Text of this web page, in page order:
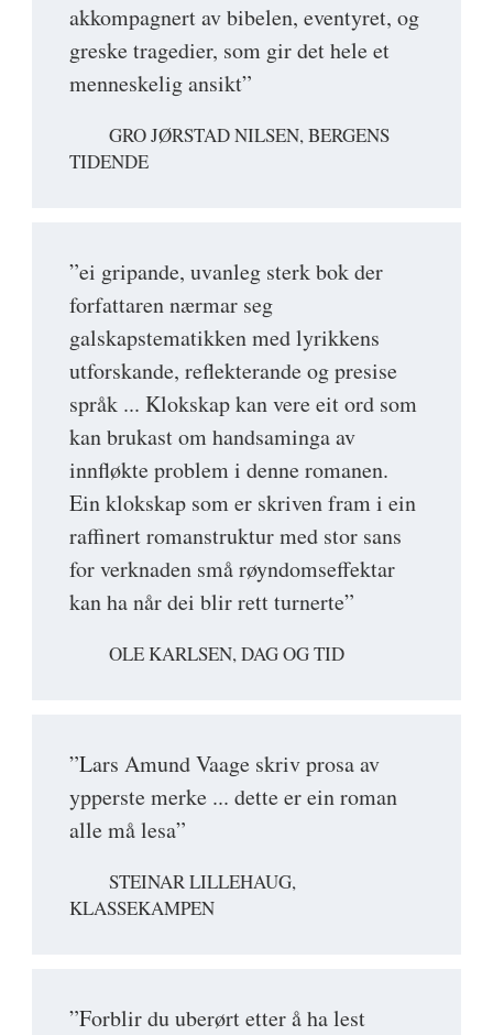
akkompagnert av bibelen, eventyret, og
greske tragedier, som gir det hele et
menneskelig ansikt”
GRO JØRSTAD NILSEN, BERGENS
TIDENDE
”ei gripande, uvanleg sterk bok der
forfattaren nærmar seg
galskapstematikken med lyrikkens
utforskande, reflekterande og presise
språk ... Klokskap kan vere eit ord som
kan brukast om handsaminga av
innfløkte problem i denne romanen.
Ein klokskap som er skriven fram i ein
raffinert romanstruktur med stor sans
for verknaden små røyndomseffektar
kan ha når dei blir rett turnerte”
OLE KARLSEN, DAG OG TID
”Lars Amund Vaage skriv prosa av
ypperste merke ... dette er ein roman
alle må lesa”
STEINAR LILLEHAUG,
KLASSEKAMPEN
”Forblir du uberørt etter å ha lest